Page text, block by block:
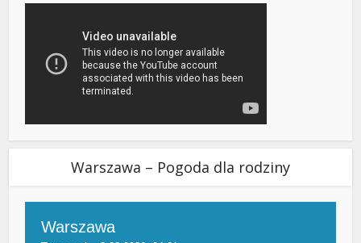
Warszawa – Pogoda dla rodziny